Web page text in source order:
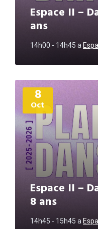
Espace II –
ans
14h00 - 14h45 a
8
Oct
Espace II –
8 ans
14h45 - 15h45 a
Plus
d'informations